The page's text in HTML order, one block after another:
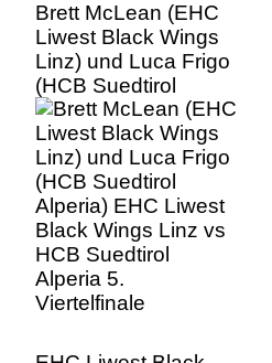
Brett McLean (EHC
Liwest Black Wings
Linz) und Luca Frigo
(HCB Suedtirol
Alperia) EHC Liwest
Black Wings Linz vs
HCB Suedtirol
Alperia 5.
Viertelfinale